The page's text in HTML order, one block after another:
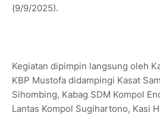
(9/9/2025).
Kegiatan dipimpin langsung oleh
KBP Mustofa didampingi Kasat
Sihombing, Kabag SDM Kompol
Lantas Kompol Sugihartono, Kasi